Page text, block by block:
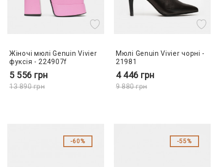
Жіночі мюлі Genuin Vivier
фуксія - 224907f
5 556 грн
13 890грн
Мюлі Genuin Vivier чорні -
21981
4 446 грн
9 880грн
60% 55%